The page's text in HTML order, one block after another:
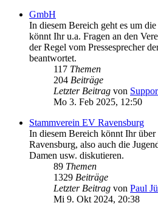
GmbH
In diesem Bereich geht es um
könnt Ihr u.a. Fragen an den
der Regel vom Pressesprecher
beantwortet.
117 Themen
204 Beiträge
Letzter Beitrag von
Mo 3. Feb 2025, 12:50
Stammverein EV Ravensburg
In diesem Bereich könnt Ihr
Ravensburg, also auch die
Damen usw. diskutieren.
89 Themen
1329 Beiträge
Letzter Beitrag von Paul
Mi 9. Okt 2024, 20:38